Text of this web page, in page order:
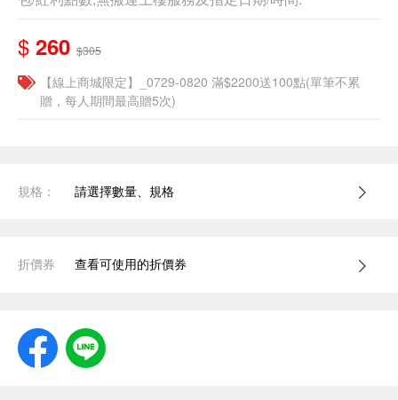
$ 260 $305
【線上商城限定】_0729-0820 滿$2200送100點(單筆不累
贈，每人期間最高贈5次)
規格： 請選擇數量、規格
折價券 查看可使用的折價券